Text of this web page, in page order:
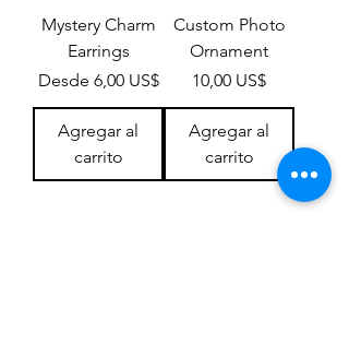
Mystery Charm
Earrings
Desde 6,00 US$
Precio de oferta
Agregar al
carrito
Custom Photo
Ornament
Precio
10,00 US$
Agregar al
carrito